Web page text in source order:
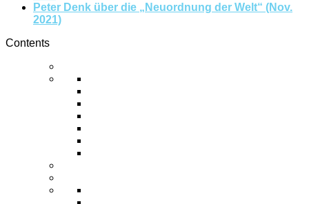
Peter Denk über die „Neuordnung der Welt“ (Nov.
2021)
Contents